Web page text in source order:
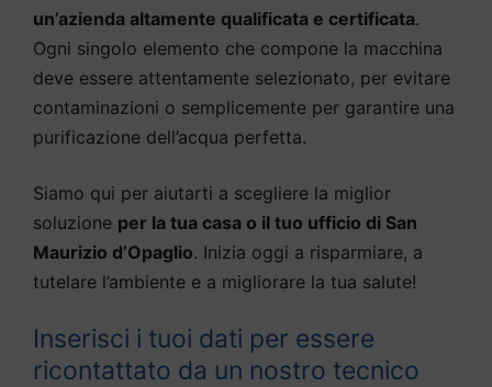
un’azienda altamente qualificata e certificata.
Ogni singolo elemento che compone la macchina
deve essere attentamente selezionato, per evitare
contaminazioni o semplicemente per garantire una
purificazione dell’acqua perfetta.
Siamo qui per aiutarti a scegliere la miglior
soluzione per la tua casa o il tuo ufficio di San
Maurizio d’Opaglio. Inizia oggi a risparmiare, a
tutelare l’ambiente e a migliorare la tua salute!
Inserisci i tuoi dati per essere
ricontattato da un nostro tecnico